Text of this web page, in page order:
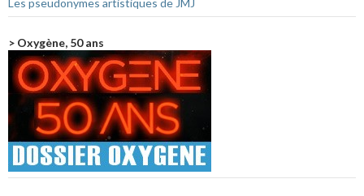
Les pseudonymes artistiques de JMJ
> Oxygène, 50 ans